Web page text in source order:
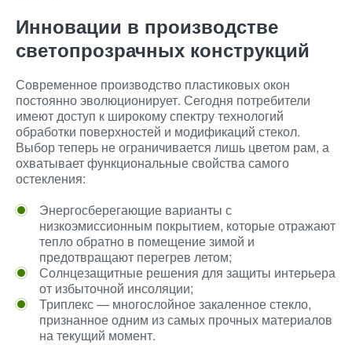
Инновации в производстве
светопрозрачных конструкций
Современное производство пластиковых окон
постоянно эволюционирует. Сегодня потребители
имеют доступ к широкому спектру технологий
обработки поверхностей и модификаций стекол.
Выбор теперь не ограничивается лишь цветом рам, а
охватывает функциональные свойства самого
остекления:
Энергосберегающие варианты с
низкоэмиссионным покрытием, которые отражают
тепло обратно в помещение зимой и
предотвращают перегрев летом;
Солнцезащитные решения для защиты интерьера
от избыточной инсоляции;
Триплекс — многослойное закаленное стекло,
признанное одним из самых прочных материалов
на текущий момент.